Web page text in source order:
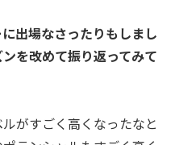
に出場なさったりもしまし
を改めて振り返ってみて
がすごく高くなったなと